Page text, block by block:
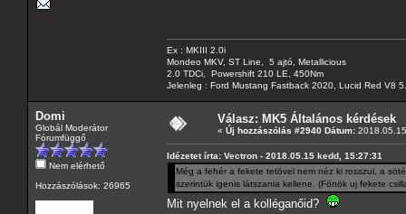
Ex : MKIII 2.0i
Mondeo MKV, ST Line, 5 ajtó, Metallicious
2.0 TDCi, Powershift 210 LE, 450Nm
Jelenleg : Ford Mustang Fastback 2020, Lucid Red V8
Domi
Globál Moderátor
Fórumfüggő
Nem elérhető
Hozzászólások: 26965
Válasz: MK5 Általános kérdések
« Új hozzászólás #2940 Dátum:
Idézetet írta: Vectron - 2018.05.15 kedd, 15:27:31
Még a fehér a fekete tetövel nem néz ki rosszul, a
szerintük igenis látszania kellene. (Fönök uj fekete
Mit nyelnek el a kolléganőid?